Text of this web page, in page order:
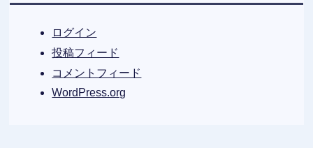
ログイン
投稿フィード
コメントフィード
WordPress.org